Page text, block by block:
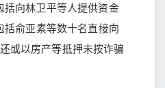
向林卫平等人提供资金
括俞亚素等数十名直接向
或以房产等抵押未按诈骗